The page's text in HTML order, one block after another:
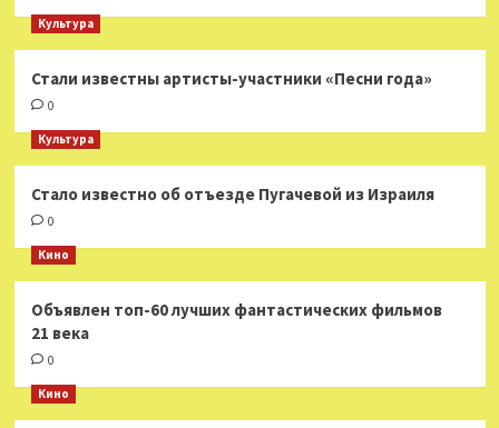
Культура
Стали известны артисты-участники «Песни года»
0
Культура
Стало известно об отъезде Пугачевой из Израиля
0
Кино
Объявлен топ-60 лучших фантастических фильмов
21 века
0
Кино